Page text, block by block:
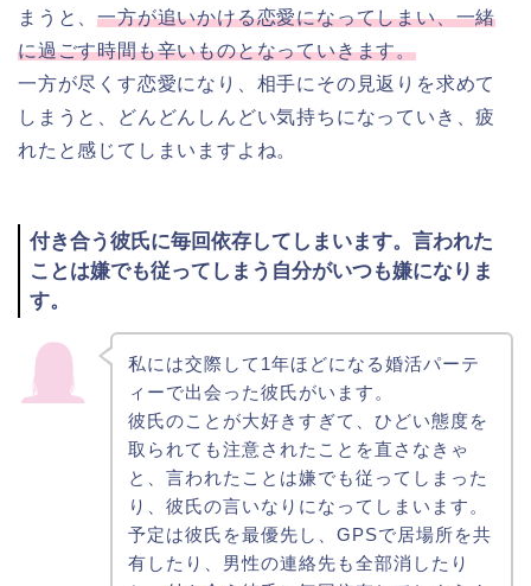
まうと、一方が追いかける恋愛になってしまい、一緒
に過ごす時間も辛いものとなっていきます。
一方が尽くす恋愛になり、相手にその見返りを求めて
しまうと、どんどんしんどい気持ちになっていき、疲
れたと感じてしまいますよね。
付き合う彼氏に毎回依存してしまいます。言われた
ことは嫌でも従ってしまう自分がいつも嫌になりま
す。
私には交際して1年ほどになる婚活パーテ
ィーで出会った彼氏がいます。
彼氏のことが大好きすぎて、ひどい態度を
取られても注意されたことを直さなきゃ
と、言われたことは嫌でも従ってしまった
り、彼氏の言いなりになってしまいます。
予定は彼氏を最優先し、GPSで居場所を共
有したり、男性の連絡先も全部消したり